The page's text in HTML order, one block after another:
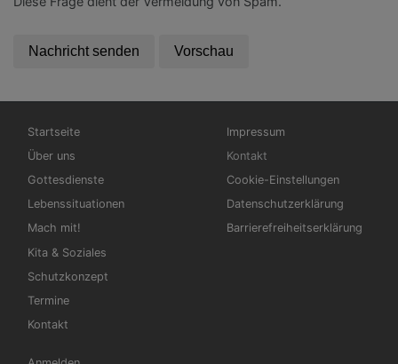
Hauptnavigation
Startseite
Über uns
Gottesdienste
Lebenssituationen
Mach mit!
Kita & Soziales
Schutzkonzept
Termine
Kontakt
Fußbereichsmenü
Impressum
Kontakt
Cookie-Einstellungen
Datenschutzerklärung
Barrierefreiheitserklärung
Benutzermenü